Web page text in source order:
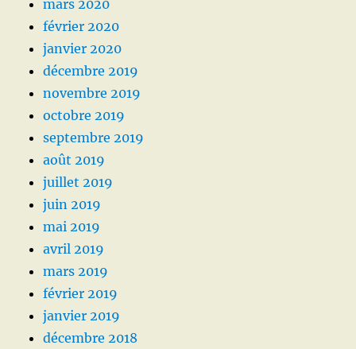
mars 2020
février 2020
janvier 2020
décembre 2019
novembre 2019
octobre 2019
septembre 2019
août 2019
juillet 2019
juin 2019
mai 2019
avril 2019
mars 2019
février 2019
janvier 2019
décembre 2018